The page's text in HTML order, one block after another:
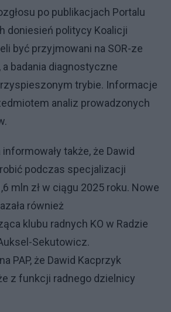
po publikacjach Portalu
doniesień politycy Koalicji
być przyjmowani na SOR-ze
badania diagnostyczne
trybie. Informacje
analiz prowadzonych
także, że Dawid
podczas specjalizacji
mln zł w ciągu 2025 roku. Nowe
również
klubu radnych KO w Radzie
Sekutowicz.
PAP, że Dawid Kacprzyk
z funkcji radnego dzielnicy